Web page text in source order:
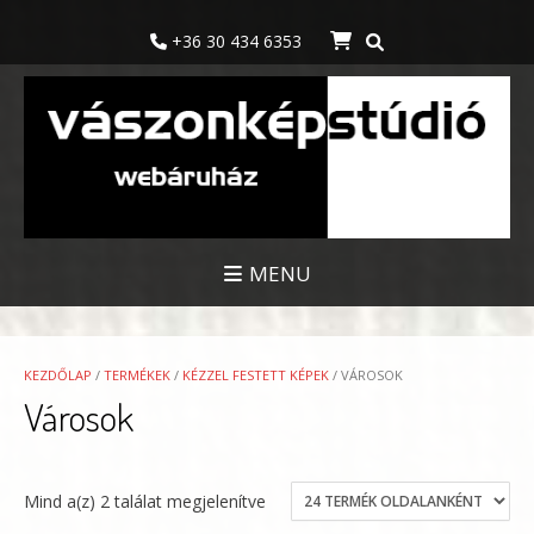
content
+36 30 434 6353
MENU
KEZDŐLAP / TERMÉKEK / KÉZZEL FESTETT KÉPEK / VÁROSOK
Városok
Mind a(z) 2 találat megjelenítve